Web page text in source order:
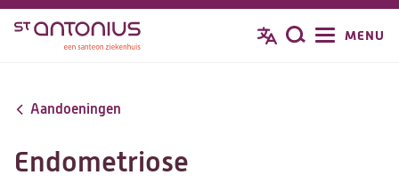
Overslaan
inhoud
Zoeken
MENU
Aandoeningen
Endometriose